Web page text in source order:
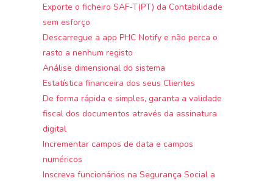
Exporte o ficheiro SAF-T(PT) da Contabilidade
sem esforço
Descarregue a app PHC Notify e não perca o
rasto a nenhum registo
Análise dimensional do sistema
Estatística financeira dos seus Clientes
De forma rápida e simples, garanta a validade
fiscal dos documentos através da assinatura
digital
Incrementar campos de data e campos
numéricos
Inscreva funcionários na Segurança Social a